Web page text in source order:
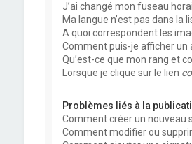
J’ai changé mon fuseau
Ma langue n’est pas dans la
A quoi correspondent les
Comment puis-je afficher un
Qu’est-ce que mon rang et
Lorsque je clique sur le lien
Problèmes liés à la
Comment créer un nouveau
Comment modifier ou